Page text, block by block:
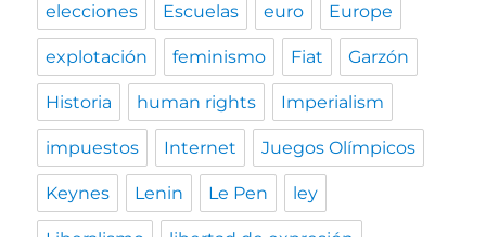
elecciones Escuelas euro Europe
explotación feminismo Fiat Garzón
Historia human rights Imperialism
impuestos Internet Juegos Olímpicos
Keynes Lenin Le Pen ley